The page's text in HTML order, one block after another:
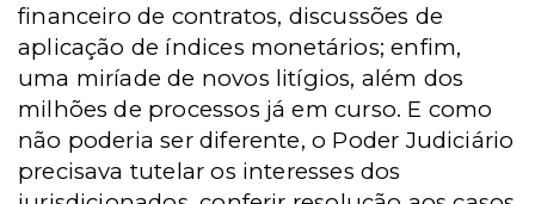
financeiro de contratos, discussões de
aplicação de índices monetários; enfim,
uma miríade de novos litígios, além dos
milhões de processos já em curso. E como
não poderia ser diferente, o Poder Judiciário
precisava tutelar os interesses dos